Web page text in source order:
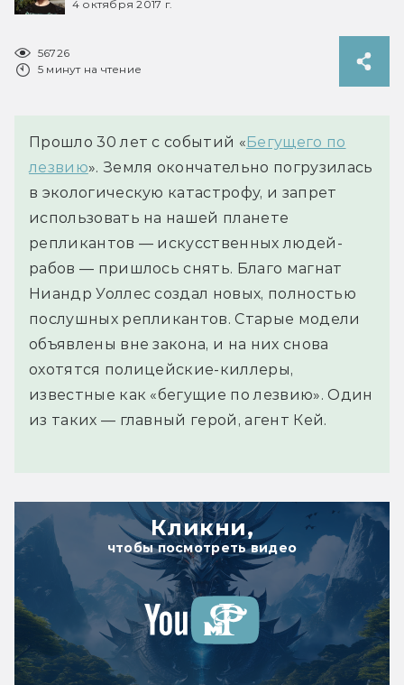
4 октября 2017 г.
56726
5 минут на чтение
Прошло 30 лет с событий «Бегущего по
лезвию». Земля окончательно погрузилась
в экологическую катастрофу, и запрет
использовать на нашей планете
репликантов — искусственных людей-
рабов — пришлось снять. Благо магнат
Ниандр Уоллес создал новых, полностью
послушных репликантов. Старые модели
объявлены вне закона, и на них снова
охотятся полицейские-киллеры,
известные как «бегущие по лезвию». Один
из таких — главный герой, агент Кей.
Кликни,
чтобы посмотреть видео